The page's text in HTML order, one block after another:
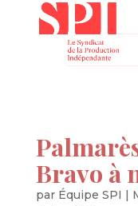
Bravo à
par Équipe SPI |